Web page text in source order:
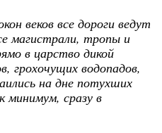
веков все дороги ведут
магистрали, тропы и
в царство дикой
грохочущих водопадов,
на дне потухших
минимум, сразу в